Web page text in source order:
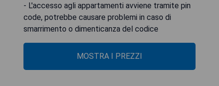
- L'accesso agli appartamenti avviene tramite pin
code, potrebbe causare problemi in caso di
smarrimento o dimenticanza del codice
MOSTRA I PREZZI